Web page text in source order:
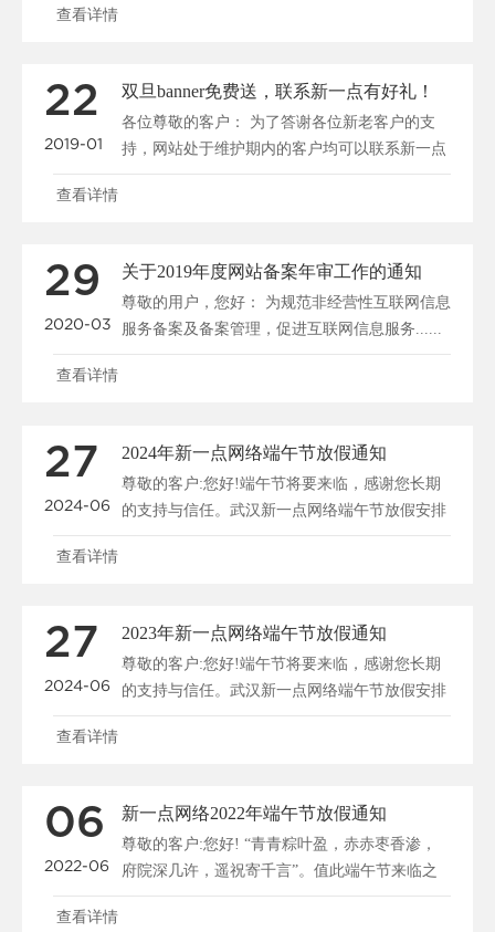
查看详情
22
2019-01
双旦banner免费送，联系新一点有好礼！
各位尊敬的客户： 为了答谢各位新老客户的支
持，网站处于维护期内的客户均可以联系新一点
客户......
查看详情
29
2020-03
关于2019年度网站备案年审工作的通知
尊敬的用户，您好： 为规范非经营性互联网信息
服务备案及备案管理，促进互联网信息服务......
查看详情
27
2024-06
2024年新一点网络端午节放假通知
尊敬的客户:您好!端午节将要来临，感谢您长期
的支持与信任。武汉新一点网络端午节放假安排
如下：2024......
查看详情
27
2024-06
2023年新一点网络端午节放假通知
尊敬的客户:您好!端午节将要来临，感谢您长期
的支持与信任。武汉新一点网络端午节放假安排
如下：2023......
查看详情
06
2022-06
新一点网络2022年端午节放假通知
尊敬的客户:您好! “青青粽叶盈，赤赤枣香渗，
府院深几许，遥祝寄千言”。值此端午节来临之
际，根......
查看详情